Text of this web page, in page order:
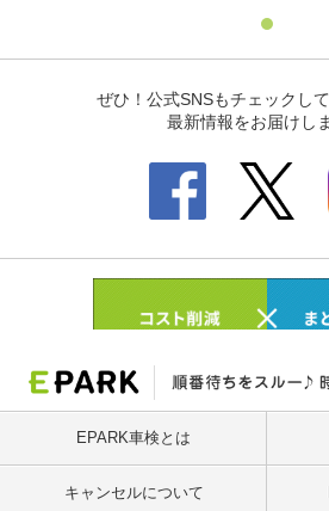
EPARK車検とは
キャンセルについて